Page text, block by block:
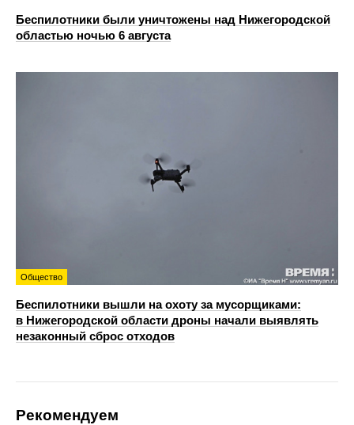
Беспилотники были уничтожены над Нижегородской
областью ночью 6 августа
Общество
Беспилотники вышли на охоту за мусорщиками:
в Нижегородской области дроны начали выявлять
незаконный сброс отходов
Рекомендуем